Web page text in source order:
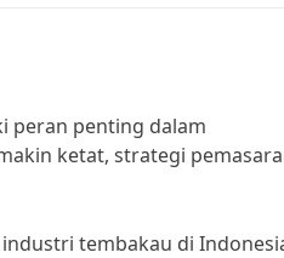
peran penting dalam
ketat, strategi
tembakau di